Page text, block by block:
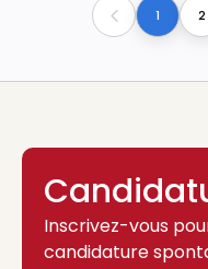
Previous1 2
Inscrivez-vous
candidature